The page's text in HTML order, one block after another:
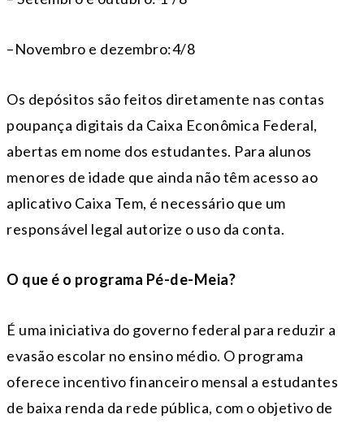
–Novembro e dezembro:4/8
Os depósitos são feitos diretamente nas contas
poupança digitais da Caixa Econômica Federal,
abertas em nome dos estudantes. Para alunos
menores de idade que ainda não têm acesso ao
aplicativo Caixa Tem, é necessário que um
responsável legal autorize o uso da conta.
O que é o programa Pé-de-Meia?
É uma iniciativa do governo federal para reduzir a
evasão escolar no ensino médio. O programa
oferece incentivo financeiro mensal a estudantes
de baixa renda da rede pública, com o objetivo de